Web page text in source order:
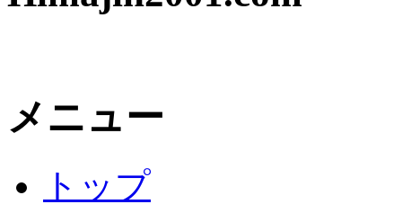
メニュー
トップ